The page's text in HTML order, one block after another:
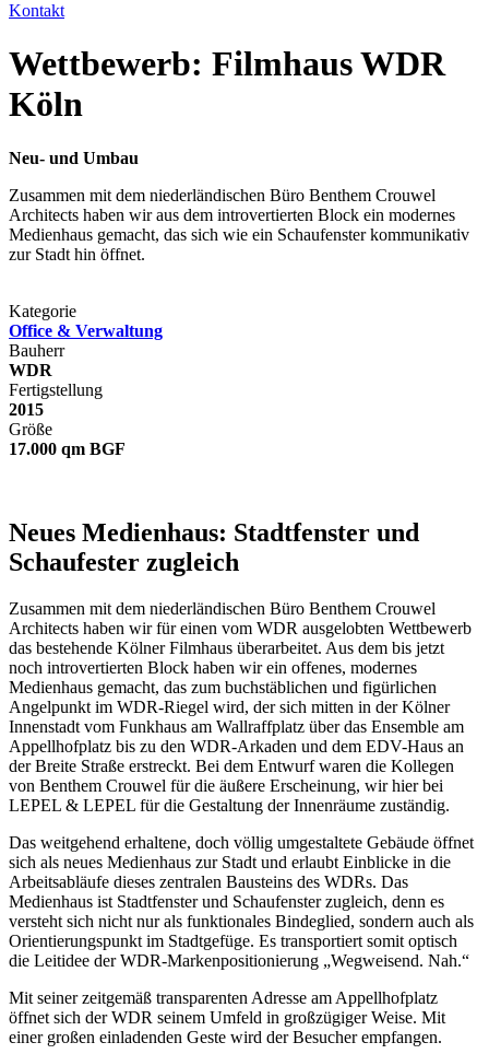
Kontakt
Wettbewerb: Filmhaus WDR
Köln
Neu- und Umbau
Zusammen mit dem niederländischen Büro Benthem Crouwel
Architects haben wir aus dem introvertierten Block ein modernes
Medienhaus gemacht, das sich wie ein Schaufenster kommunikativ
zur Stadt hin öffnet.
Kategorie
Office & Verwaltung
Bauherr
WDR
Fertigstellung
2015
Größe
17.000 qm BGF
Neues Medienhaus: Stadtfenster und
Schaufester zugleich
Zusammen mit dem niederländischen Büro Benthem Crouwel
Architects haben wir für einen vom WDR ausgelobten Wettbewerb
das bestehende Kölner Filmhaus überarbeitet. Aus dem bis jetzt
noch introvertierten Block haben wir ein offenes, modernes
Medienhaus gemacht, das zum buchstäblichen und figürlichen
Angelpunkt im WDR-Riegel wird, der sich mitten in der Kölner
Innenstadt vom Funkhaus am Wallraffplatz über das Ensemble am
Appellhofplatz bis zu den WDR-Arkaden und dem EDV-Haus an
der Breite Straße erstreckt. Bei dem Entwurf waren die Kollegen
von Benthem Crouwel für die äußere Erscheinung, wir hier bei
LEPEL & LEPEL für die Gestaltung der Innenräume zuständig.
Das weitgehend erhaltene, doch völlig umgestaltete Gebäude öffnet
sich als neues Medienhaus zur Stadt und erlaubt Einblicke in die
Arbeitsabläufe dieses zentralen Bausteins des WDRs. Das
Medienhaus ist Stadtfenster und Schaufenster zugleich, denn es
versteht sich nicht nur als funktionales Bindeglied, sondern auch als
Orientierungspunkt im Stadtgefüge. Es transportiert somit optisch
die Leitidee der WDR-Markenpositionierung „Wegweisend. Nah.“
Mit seiner zeitgemäß transparenten Adresse am Appellhofplatz
öffnet sich der WDR seinem Umfeld in großzügiger Weise. Mit
einer großen einladenden Geste wird der Besucher empfangen.